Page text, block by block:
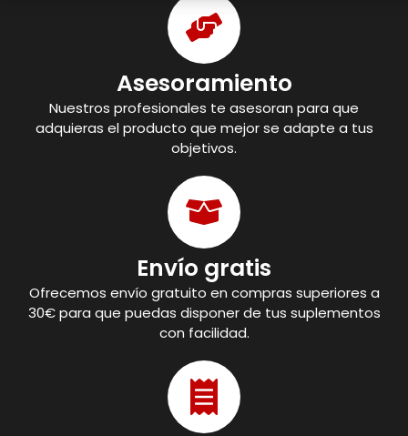
Asesoramiento
Nuestros profesionales te asesoran para que
adquieras el producto que mejor se adapte a tus
objetivos.
Envío gratis
Ofrecemos envío gratuito en compras superiores a
30€ para que puedas disponer de tus suplementos
con facilidad.